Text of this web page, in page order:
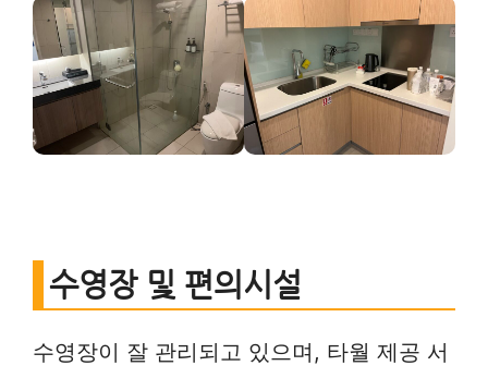
수영장 및 편의시설
수영장이 잘 관리되고 있으며, 타월 제공 서